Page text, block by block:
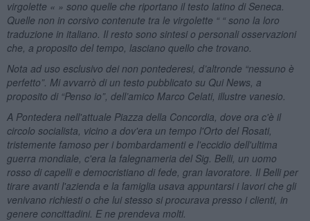
virgolette « » sono quelle che riportano il testo latino di Seneca.
Quelle non in corsivo contenute tra le virgolette “ “ sono la loro
traduzione in italiano. Il resto sono sintesi o personali osservazioni
che, a proposito del tempo, lasciano quello che trovano.
Nota ad uso esclusivo dei non pontederesi, d’altronde “nessuno è
perfetto”. Mi avvarrò di un testo pubblicato su Qui News, a
proposito di “Penso io”, dell’amico Marco Celati, illustre vanesio.
A Pontedera nell'attuale Piazza della Concordia, dove ora c'è il
circolo socialista, vicino a dov'era un tempo l'Orto del Rosati,
tristemente famoso per i bombardamenti e l'eccidio dell'ultima
guerra mondiale, c'era la falegnameria del Sig. Belli, un uomo
rosso di capelli e democristiano di fede, gran lavoratore. Il Belli per
tirare avanti l'azienda e la famiglia usava appuntarsi i lavori che gli
venivano richiesti o che lui stesso si procurava presso i clienti, in
genere concittadini. E ne prendeva molti.